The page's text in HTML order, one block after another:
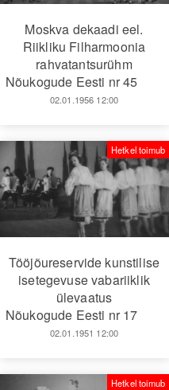
Moskva dekaadi eel.
Riikliku Filharmoonia
rahvatantsurühm
Nõukogude Eesti nr 45
02.01.1956 12:00
Tööjõureservide kunstilise
isetegevuse vabariiklik
ülevaatus
Nõukogude Eesti nr 17
02.01.1951 12:00
Hetkel toimub
Hetkel toimub